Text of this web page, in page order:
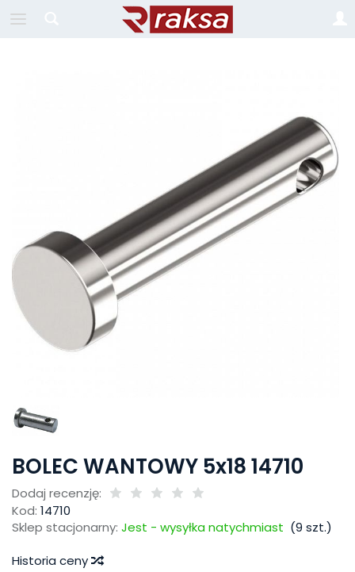
BOLEC WANTOWY 5x18 14710
Dodaj recenzję:
Kod: 14710
Sklep stacjonarny: Jest - wysyłka natychmiast (9 szt.)
Historia ceny